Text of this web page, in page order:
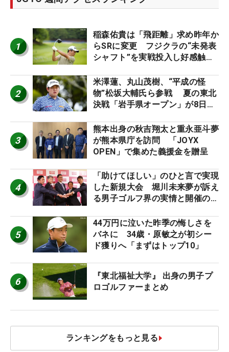
1
稲森佑貴は「飛距離」求め昨年か
らSRに変更 フジクラの“未発表
シャフト”を実戦投入し好感触
ーのヒトネタ！】
2
米澤蓮、丸山茂樹、“平成の怪
物”松坂大輔氏ら参戦 夏の東北
決戦「岩手県オープン」が8日開
3
熊本出身の秋吉翔太と重永亜斗夢
が熊本県庁を訪問 「JOYX
OPEN」で集めた義援金を贈呈
4
「助けてほしい」のひと言で実現
した新規大会 堀川未来夢が訴え
る男子ゴルフ界の実情と開催の舞
5
44万円に泣いた昨季の悔しさを
バネに 34歳・原敏之が初シー
ド獲りへ「まずはトップ10」
6
『東北福祉大学』 出身の男子プ
ロゴルファーまとめ
ランキングをもっと見る